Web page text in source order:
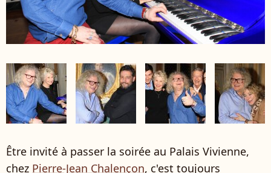
Être invité à passer la soirée au Palais Vivienne,
chez Pierre-Jean Chalençon, c'est toujours